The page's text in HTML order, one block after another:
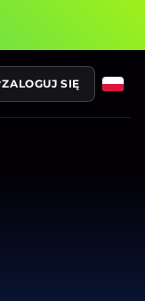
ZALOGUJ SIĘ